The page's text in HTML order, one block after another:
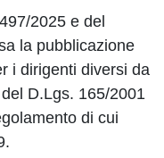
2025 e del
la pubblicazione
i dirigenti diversi da
D.Lgs. 165/2001
di cui